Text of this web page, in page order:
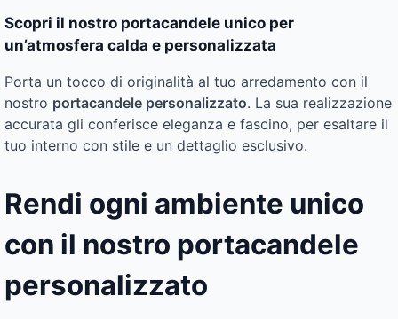
Scopri il nostro portacandele unico per
un’atmosfera calda e personalizzata
Porta un tocco di originalità al tuo arredamento con il
nostro portacandele personalizzato. La sua realizzazione
accurata gli conferisce eleganza e fascino, per esaltare il
tuo interno con stile e un dettaglio esclusivo.
Rendi ogni ambiente unico
con il nostro portacandele
personalizzato